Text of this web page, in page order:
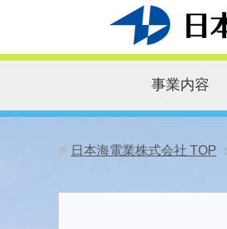
事業内容
日本海電業株式会社 TOP